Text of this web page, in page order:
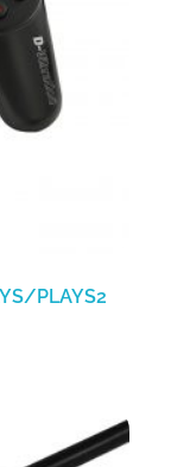
PLAYS2